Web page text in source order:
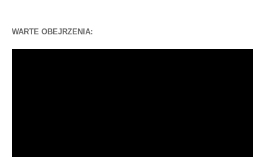
WARTE OBEJRZENIA: